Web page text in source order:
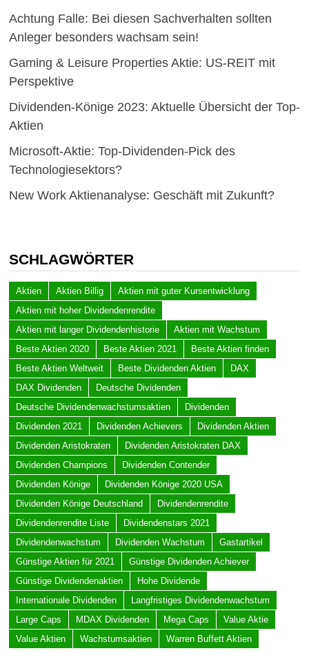
Achtung Falle: Bei diesen Sachverhalten sollten
Anleger besonders wachsam sein!
Gaming & Leisure Properties Aktie: US-REIT mit
Perspektive
Dividenden-Könige 2023: Aktuelle Übersicht der Top-
Aktien
Microsoft-Aktie: Top-Dividenden-Pick des
Technologiesektors?
New Work Aktienanalyse: Geschäft mit Zukunft?
SCHLAGWÖRTER
Aktien Aktien Billig
Aktien mit guter Kursentwicklung
Aktien mit hoher Dividendenrendite
Aktien mit langer Dividendenhistorie
Aktien mit Wachstum
Beste Aktien 2020
Beste Aktien 2021
Beste Aktien finden
Beste Aktien Weltweit
Beste Dividenden Aktien
DAX
DAX Dividenden
Deutsche Dividenden
Deutsche Dividendenwachstumsaktien
Dividenden
Dividenden 2021
Dividenden Achievers
Dividenden Aktien
Dividenden Aristokraten
Dividenden Aristokraten DAX
Dividenden Champions
Dividenden Contender
Dividenden Könige
Dividenden Könige 2020 USA
Dividenden Könige Deutschland
Dividendenrendite
Dividendenrendite Liste
Dividendenstars 2021
Dividendenwachstum
Dividenden Wachstum
Gastartikel
Günstige Aktien für 2021
Günstige Dividenden Achiever
Günstige Dividendenaktien
Hohe Dividende
Internationale Dividenden
Langfristiges Dividendenwachstum
Large Caps
MDAX Dividenden Mega Caps
Value Aktie
Value Aktien
Wachstumsaktien Warren Buffett Aktien